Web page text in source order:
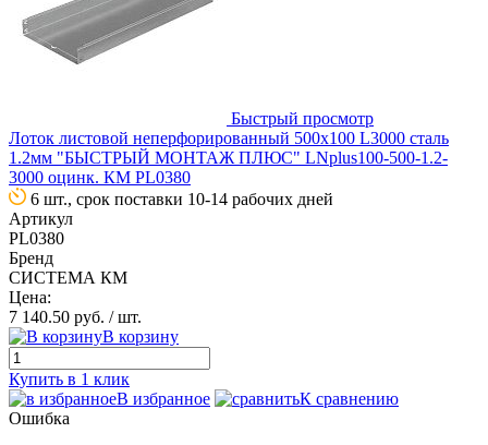
Быстрый просмотр
Лоток листовой неперфорированный 500х100 L3000 сталь
1.2мм "БЫСТРЫЙ МОНТАЖ ПЛЮС" LNplus100-500-1.2-
3000 оцинк. КМ PL0380
6 шт., срок поставки 10-14 рабочих дней
Артикул
PL0380
Бренд
СИСТЕМА КМ
Цена:
7 140.50 руб. / шт.
В корзину
Купить в 1 клик
В избранное
К сравнению
Ошибка